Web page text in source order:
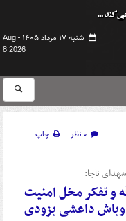
شنبه ۱۷ مرداد ۱۴۰۵ -
Aug
8 2026
۰ نظر
چاپ
ناجا:
و تفکر مخل امنیت
داعشی بزودی